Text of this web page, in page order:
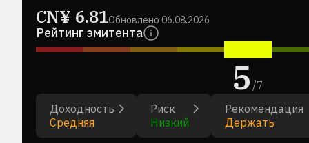
CN¥ 6.81Обновлено 06.08.2026
Рейтинг эмитента
5 /7
Доходность
Средняя
Риск
Низкий
Рекомендация
Держать